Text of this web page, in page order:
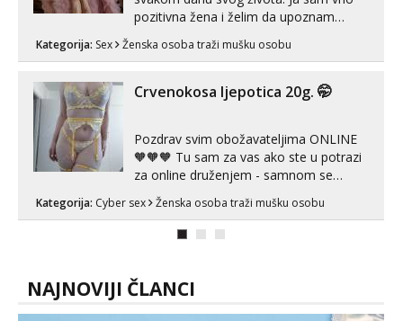
Mira
Tel:
tel:0,93€ - mob:1,12€ min
pozitivna žena i želim da upoznam
može i nešto više.💋🌺 Klikni na link
Kategorija: Sex Ženska osoba traži mušku osobu
Crvenokosa ljepotica 20g. 🤭
Pozdrav svim obožavateljima ONLINE
🧡🧡🧡 Tu sam za vas ako ste u potrazi
za online druženjem - samnom se
možete zabaviti preko videopoziva, ili
ako vam nisam dovoljna radim i u paru i
trojci s kolegicama, svaka je drugačija
Kategorija: Cyber sex Ženska osoba traži mušku osobu
NAJNOVIJI ČLANCI